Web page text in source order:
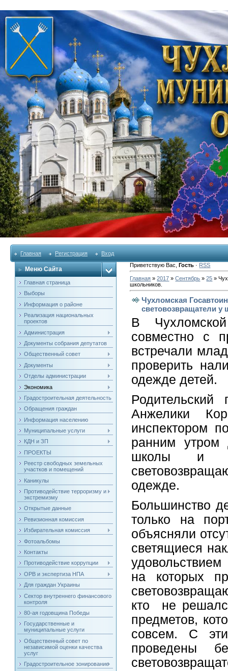
Главная Регистрация Вход
Меню Сайта
Главная страница
Выборы
Информация о районе
Реализация национальных
проектов
Администрация
Документы собрания депутатов
Общественный совет
Документы
Отделы администрации
Экономика
Градостроительная деятельность
Обращения граждан
Информация населению
Муниципальные услуги
КДН и ЗП
ПРОЕКТЫ
Реестр свободных земельных
участков и помещений
Каникулы
Противодействие терроризму и
экстремизму
Открытые данные
Ревизионная комиссия
Избирательная комиссия
Фотоальбомы
Контакты
Противодействие коррупции
ОРВ и экспертиза НПА
Для граждан Украины
Сектор внутреннего финансового
контроля
80-ая годовщина Победы
Государственные и
муниципальные услуги
Общественный совет по
независимой оценки качества
услуг
Градостроительное зонирование
Приветствую Вас ,Гость · RSS
Главная »2017 » Сентябрь » 25 »
школьников.
Чухломская
световозвращатели у
В
совместно с
встречали
проверить
одежде детей.
Анжелики
инспектором
ранним утром
школы и
одежде.
Большинство
только на
объясняли
светящиеся
на которых
кто не
предметов,
совсем. С
проведены